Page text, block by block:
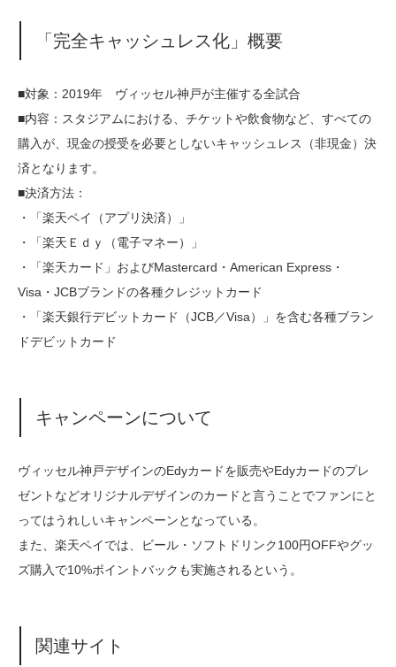
「完全キャッシュレス化」概要
■対象：2019年 ヴィッセル神戸が主催する全試合
■内容：スタジアムにおける、チケットや飲食物など、すべての
購入が、現金の授受を必要としないキャッシュレス（非現金）決
済となります。
■決済方法：
・「楽天ペイ（アプリ決済）」
・「楽天Ｅｄｙ（電子マネー）」
・「楽天カード」およびMastercard・American Express・
Visa・JCBブランドの各種クレジットカード
・「楽天銀行デビットカード（JCB／Visa）」を含む各種ブラン
ドデビットカード
キャンペーンについて
ヴィッセル神戸デザインのEdyカードを販売やEdyカードのプレ
ゼントなどオリジナルデザインのカードと言うことでファンにと
ってはうれしいキャンペーンとなっている。
また、楽天ペイでは、ビール・ソフトドリンク100円OFFやグッ
ズ購入で10%ポイントバックも実施されるという。
関連サイト